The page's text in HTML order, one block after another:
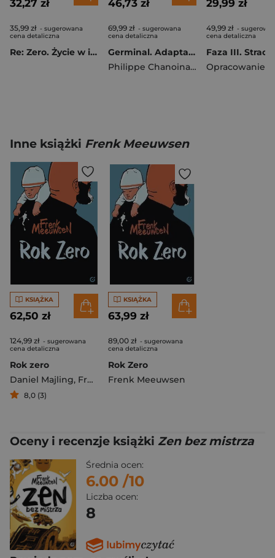
32,27 zł
35,99 zł - sugerowana
cena detaliczna
Re: Zero. Życie w innym świecie od zera. Light Novel. Tom 39
46,73 zł
69,99 zł - sugerowana
cena detaliczna
Germinal. Adaptacje literatury
Philippe Chanoinat, Jean-Michel
29,99 zł
49,99 zł -
cena detaliczna
Inne książki Frenk Meeuwsen
KSIĄŻKA
62,50 zł
124,99 zł - sugerowana
cena detaliczna
Rok zero
Daniel Majling, Frenk Meeuwsen
8,0 (3)
KSIĄŻKA
63,99 zł
89,00 zł - sugerowana
cena detaliczna
Rok Zero
Frenk Meeuwsen
Oceny i recenzje książki Zen bez mistrza
Średnia ocen:
6.00 /10
Liczba ocen:
8